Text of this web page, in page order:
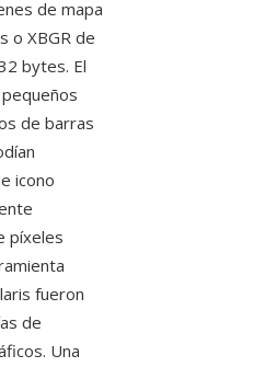
de mapa
o XBGR de
bytes. El
de barras
icono
píxeles
fueron
de
Una